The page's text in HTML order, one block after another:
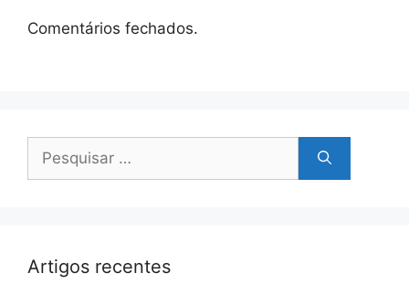
Comentários fechados.
por:
Artigos recentes